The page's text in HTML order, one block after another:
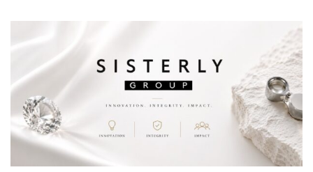
Positive Power Jewelry แหวนแต่งงาน เครื่องประดับผู้หญิง จิวเวลรี จันทบุรี